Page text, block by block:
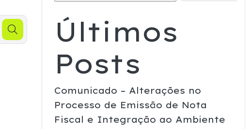
Últimos
Posts
Comunicado – Alterações no
Processo de Emissão de Nota
Fiscal e Integração ao Ambiente